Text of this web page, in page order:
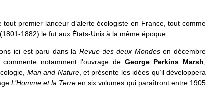
tout premier lanceur d’alerte écologiste en France, tout comme
(1801-1882) le fut aux États-Unis à la même époque.
ici est paru dans la Revue des deux Mondesen décembre
commente notamment l’ouvrage de George Perkins Marsh
Man and Nature, et présente les idées qu’il développera
L’Homme et la Terre en six volumes qui paraîtront entre 1905